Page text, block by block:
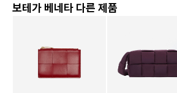
보테가 베네타 다른 제품